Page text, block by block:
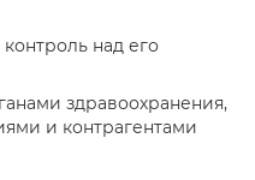
над его
здравоохранения,
и контрагентами